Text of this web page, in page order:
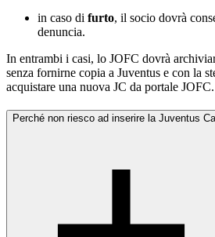
in caso di furto, il socio dovrà
denuncia.
In entrambi i casi, lo JOFC dovrà
senza fornirne copia a Juventus e con la
acquistare una nuova JC da portale JOFC.
Perché non riesco ad inserire la Juventus